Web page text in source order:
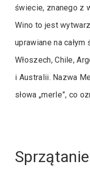
świecie, znanego z
Wino to jest
uprawiane na
Włoszech, Chile,
i Australii. Nazwa
słowa „merle”, co